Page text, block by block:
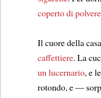
coperto di polvere
Il cuore della
caffettiere. La
un lucernario, e
rotondo, e —